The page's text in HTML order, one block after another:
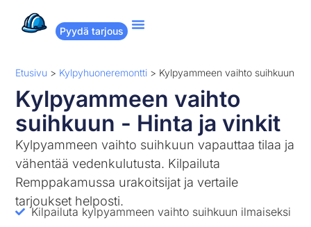
Pyydä tarjous
Etusivu > Kylpyhuoneremontti > Kylpyammeen vaihto suihkuun
Kylpyammeen vaihto
suihkuun - Hinta ja vinkit
Kylpyammeen vaihto suihkuun vapauttaa tilaa ja
vähentää vedenkulutusta. Kilpailuta
Remppakamussa urakoitsijat ja vertaile
tarjoukset helposti.
Kilpailuta kylpyammeen vaihto suihkuun ilmaiseksi